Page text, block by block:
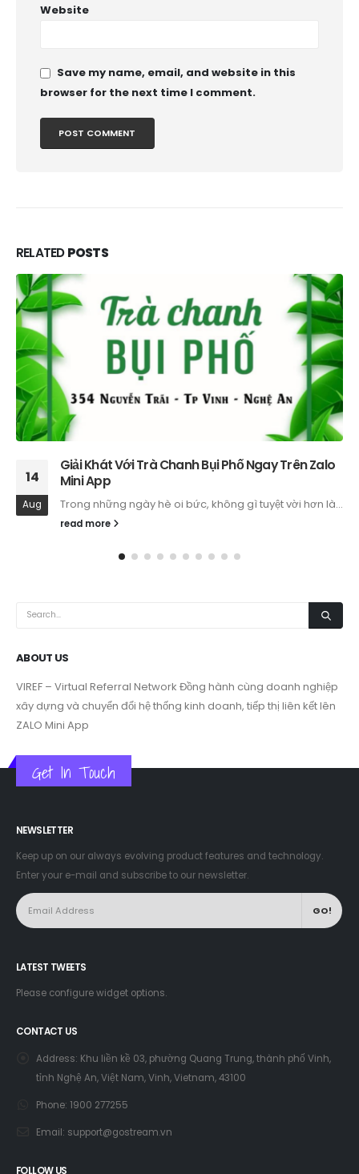
Website
Save my name, email, and website in this
browser for the next time I comment.
RELATEDPOSTS
21
Jun
Trạm Hầm và Hành Trình Phát Triển Mini App
Zalo cùng Viref
Trong thời đại công nghệ số hiện nay, các doanh
nghiệp luôn...
VIREF – Virtual Referral NetworkĐồng hành cùng doanh nghiệp
xây dựng và chuyển đổi hệ thống kinh doanh, tiếp thị liên kết lên
Get In Touch
NEWSLETTER
Keep up on our always evolving product features and technology.
Enter your e-mail and subscribe to our newsletter.
LATEST TWEETS
Address:Khu liền kề 03, phường Quang Trung, thành phố Vinh,